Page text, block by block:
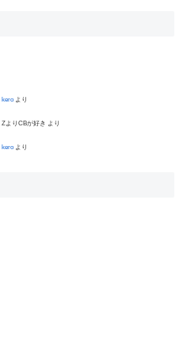
kero より
ZよりCBが好き より
kero より